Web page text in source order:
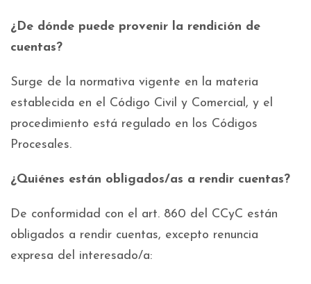
¿De dónde puede provenir la rendición de
cuentas?
Surge de la normativa vigente en la materia
establecida en el Código Civil y Comercial, y el
procedimiento está regulado en los Códigos
Procesales.
¿Quiénes están obligados/as a rendir cuentas?
De conformidad con el art. 860 del CCyC están
obligados a rendir cuentas, excepto renuncia
expresa del interesado/a: